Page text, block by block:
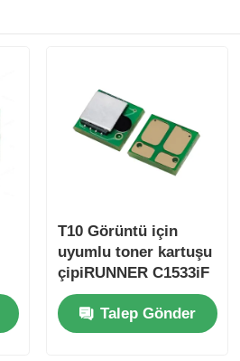
T10 Görüntü için
uyumlu toner kartuşu
çipiRUNNER C1533iF
C1538iF C1533P
C1538PTalep Gönder